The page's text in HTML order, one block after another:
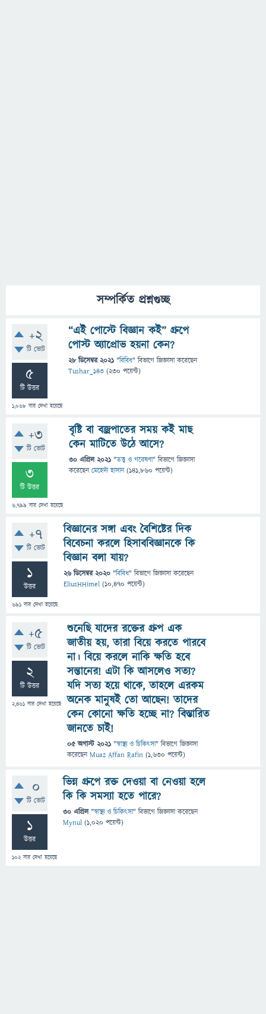
সম্পর্কিত প্রশ্নগুচ্ছ
+2
টি ভোট
5
টি উত্তর
1,068 বার দেখা হয়েছে
“এই পোস্টে বিজ্ঞান কই” গ্রুপে
পোস্ট অ্যাপ্রোভ হয়না কেন?
28 ডিসেম্বর 2021 "বিবিধ" বিভাগে জিজ্ঞাসাকরেছেন
Tushar_143 (230 পয়েন্ট)
+3
টি ভোট
3
টি উত্তর
6,799 বার দেখা হয়েছে
বৃষ্টি বা বজ্রপাতের সময় কই মাছ
কেন মাটিতে উঠে আসে?
30 এপ্রিল 2021 "তত্ত্ব ও গবেষণা" বিভাগে জিজ্ঞাসা
করেছেনমেহেদী হাসান (141,860 পয়েন্ট)
+7
টি ভোট
1
উত্তর
691 বার দেখা হয়েছে
বিজ্ঞানের সঙ্গা এবং বৈশিষ্টের দিক
বিবেচনা করলে হিসাববিজ্ঞানকে কি
বিজ্ঞান বলা যায়?
26 ডিসেম্বর 2020 "বিবিধ" বিভাগে জিজ্ঞাসাকরেছেন
EliusHHimel (10,470 পয়েন্ট)
+5
টি ভোট
2
টি উত্তর
2,461 বার দেখা হয়েছে
শুনেছি যাদের রক্তের গ্রুপ এক
জাতীয় হয়, তারা বিয়ে করতে পারবে
না। বিয়ে করলে নাকি ক্ষতি হবে
সন্তানের! এটা কি আসলেও সত্য?
যদি সত্য হয়ে থাকে, তাহলে এরকম
অনেক মানুষই তো আছেন! তাদের
কেন কোনো ক্ষতি হচ্ছে না? বিস্তারিত
জানতে চাই!
05 অগাস্ট 2021 "স্বাস্থ্য ও চিকিৎসা" বিভাগে জিজ্ঞাসা
করেছেনMuaz Affan Rafin (1,630 পয়েন্ট)
0
টি ভোট
1
উত্তর
102বার দেখা হয়েছে
ভিন্ন গ্রুপে রক্ত দেওয়া বা নেওয়া হলে
কি কি সমস্যা হতে পারে?
30 এপ্রিল "স্বাস্থ্য ও চিকিৎসা" বিভাগে জিজ্ঞাসাকরেছেন
Mynul (1,020 পয়েন্ট)